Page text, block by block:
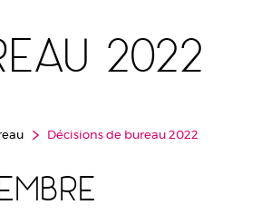
2022
Décisions de bureau 2022